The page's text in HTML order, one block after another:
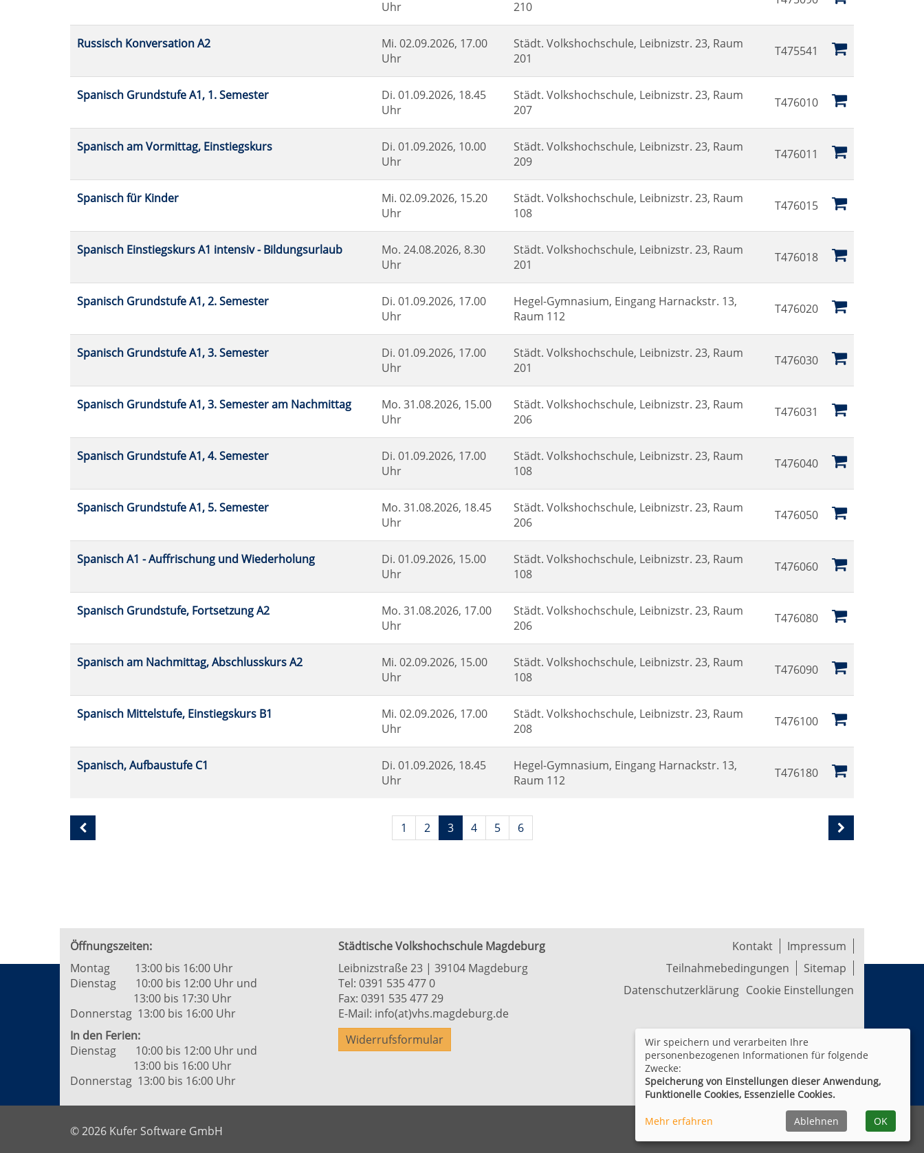
Uhr
210
Russisch Konversation A2 Mi. 02.09.2026, 17.00
Uhr
Städt. Volkshochschule, Leibnizstr. 23, Raum
201
T475541
Spanisch Grundstufe A1, 1. Semester Di. 01.09.2026, 18.45
Uhr
Städt. Volkshochschule, Leibnizstr. 23, Raum
207
T476010
Spanisch am Vormittag, Einstiegskurs Di. 01.09.2026, 10.00
Uhr
Städt. Volkshochschule, Leibnizstr. 23, Raum
209
T476011
Spanisch für Kinder Mi. 02.09.2026, 15.20
Uhr
Städt. Volkshochschule, Leibnizstr. 23, Raum
108
T476015
Spanisch Einstiegskurs A1 intensiv - Bildungsurlaub Mo. 24.08.2026, 8.30
Uhr
Städt. Volkshochschule, Leibnizstr. 23, Raum
201
T476018
Spanisch Grundstufe A1, 2. Semester Di. 01.09.2026, 17.00
Uhr
Hegel-Gymnasium, Eingang Harnackstr. 13,
Raum 112
T476020
Spanisch Grundstufe A1, 3. Semester Di. 01.09.2026, 17.00
Uhr
Städt. Volkshochschule, Leibnizstr. 23, Raum
201
T476030
Spanisch Grundstufe A1, 3. Semester am Nachmittag Mo. 31.08.2026, 15.00
Uhr
Städt. Volkshochschule, Leibnizstr. 23, Raum
206
T476031
Spanisch Grundstufe A1, 4. Semester Di. 01.09.2026, 17.00
Uhr
Städt. Volkshochschule, Leibnizstr. 23, Raum
108
T476040
Spanisch Grundstufe A1, 5. Semester Mo. 31.08.2026, 18.45
Uhr
Städt. Volkshochschule, Leibnizstr. 23, Raum
206
T476050
Spanisch A1 - Auffrischung und Wiederholung Di. 01.09.2026, 15.00
Uhr
Städt. Volkshochschule, Leibnizstr. 23, Raum
108
T476060
Spanisch Grundstufe, Fortsetzung A2 Mo. 31.08.2026, 17.00
Uhr
Städt. Volkshochschule, Leibnizstr. 23, Raum
206
T476080
Spanisch am Nachmittag, Abschlusskurs A2 Mi. 02.09.2026, 15.00
Uhr
Städt. Volkshochschule, Leibnizstr. 23, Raum
108
T476090
Spanisch Mittelstufe, Einstiegskurs B1 Mi. 02.09.2026, 17.00
Uhr
Städt. Volkshochschule, Leibnizstr. 23, Raum
208
T476100
Spanisch, Aufbaustufe C1 Di. 01.09.2026, 18.45
Uhr
Hegel-Gymnasium, Eingang Harnackstr. 13,
Raum 112
T476180
Seite
3
Seiten
blättern
1 2 3 4 5 6
Öffnungszeiten:
Montag 13:00 bis 16:00 Uhr
Dienstag 10:00 bis 12:00 Uhr und
13:00 bis 17:30 Uhr
Donnerstag 13:00 bis 16:00 Uhr
In den Ferien:
Dienstag 10:00 bis 12:00 Uhr und
13:00 bis 16:00 Uhr
Donnerstag 13:00 bis 16:00 Uhr
Städtische Volkshochschule Magdeburg
Leibnizstraße 23 | 39104 Magdeburg
Tel: 0391 535 477 0
Fax: 0391 535 477 29
E-Mail: info(at)vhs.magdeburg.de
Widerrufsformular
Kontakt
Impressum
Teilnahmebedingungen
Sitemap
Datenschutzerklärung Cookie Einstellungen
© 2026 Kufer Software GmbH
Wir speichern und verarbeiten Ihre
personenbezogenen Informationen für folgende
Zwecke:
Speicherung von Einstellungen dieser Anwendung,
Funktionelle Cookies, Essenzielle Cookies.
Mehr erfahren Ablehnen OK